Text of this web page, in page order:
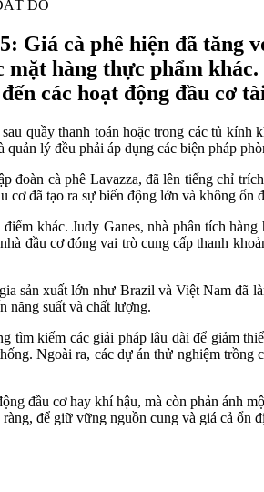
Giá cà phê hiện đã tăng
hàng thực phẩm
các hoạt động đầu cơ
quầy thanh toán hoặc trong các tủ
lý đều phải áp dụng các biện pháp
đoàn cà phê Lavazza, đã lên tiếng chỉ
cơ đã tạo ra sự biến động lớn và không
khác. Judy Ganes, nhà phân tích
đầu cơ đóng vai trò cung cấp thanh
sản xuất lớn như Brazil và Việt Nam đã
năng suất và chất lượng.
tìm kiếm các giải pháp lâu dài để giảm
Ngoài ra, các dự án thử nghiệm
đầu cơ hay khí hậu, mà còn phản ánh
để giữ vững nguồn cung và giá cả